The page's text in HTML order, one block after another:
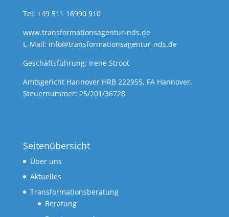
Tel: +49 511 16990 910
www.transformationsagentur-nds.de
E-Mail: info@transformationsagentur-nds.de
Geschäftsführung: Irene Stroot
Amtsgericht Hannover HRB 222955, FA Hannover,
Steuernummer: 25/201/36728
Seitenübersicht
Über uns
Aktuelles
Transformationsberatung
Beratung